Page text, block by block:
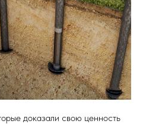
доказали свою ценность